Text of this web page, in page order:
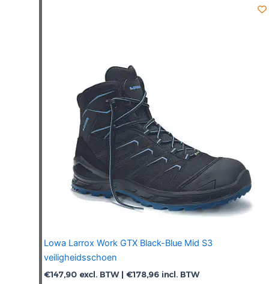
op
de
productpagina
Lowa Larrox Work GTX Black-Blue Mid S3
veiligheidsschoen
€147,90 excl. BTW | €178,96 incl. BTW